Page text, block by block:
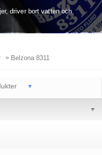
driver bort vatten och
» Belzona 8311